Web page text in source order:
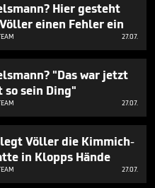
Hier gesteht
einen Fehler ein
27.07.
"Das war jetzt
so sein Ding"
27.07.
Völler die Kimmich-
in Klopps Hände
27.07.